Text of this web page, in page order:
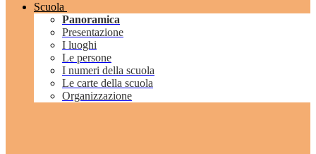
Scuola
Panoramica
Presentazione
I luoghi
Le persone
I numeri della scuola
Le carte della scuola
Organizzazione